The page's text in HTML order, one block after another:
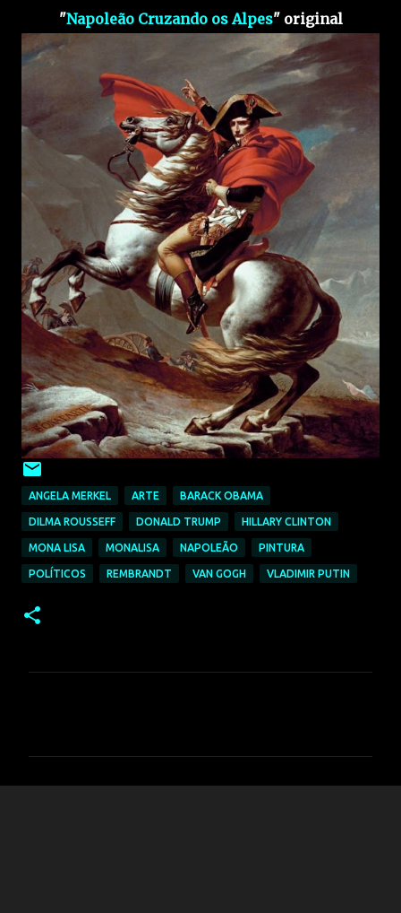
"Napoleão Cruzando os Alpes"original
ANGELA MERKEL ARTE BARACK OBAMA
DILMA ROUSSEFF DONALD TRUMP HILLARY CLINTON
MONA LISA MONALISA NAPOLEÃO PINTURA
POLÍTICOS REMBRANDT VAN GOGH VLADIMIR PUTIN